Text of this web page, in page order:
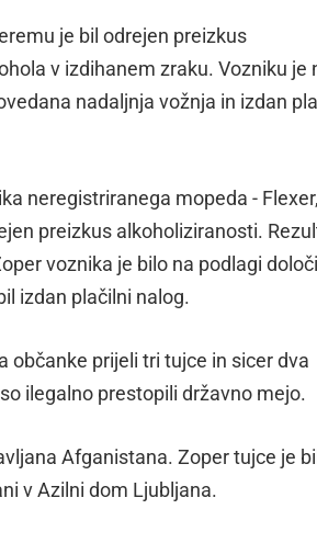
je bil odrejen preizkus
v izdihanem zraku. Vozniku je
nadaljnja vožnja in izdan
neregistriranega mopeda -
preizkus alkoholiziranosti.
voznika je bilo na podlagi določil
izdan plačilni nalog.
občanke prijeli tri tujce in sicer dva
ilegalno prestopili državno mejo.
Afganistana. Zoper tujce je
v Azilni dom Ljubljana.